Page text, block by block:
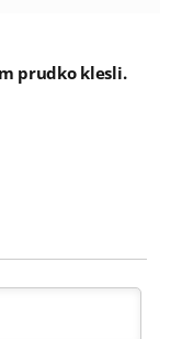
prudko klesli.